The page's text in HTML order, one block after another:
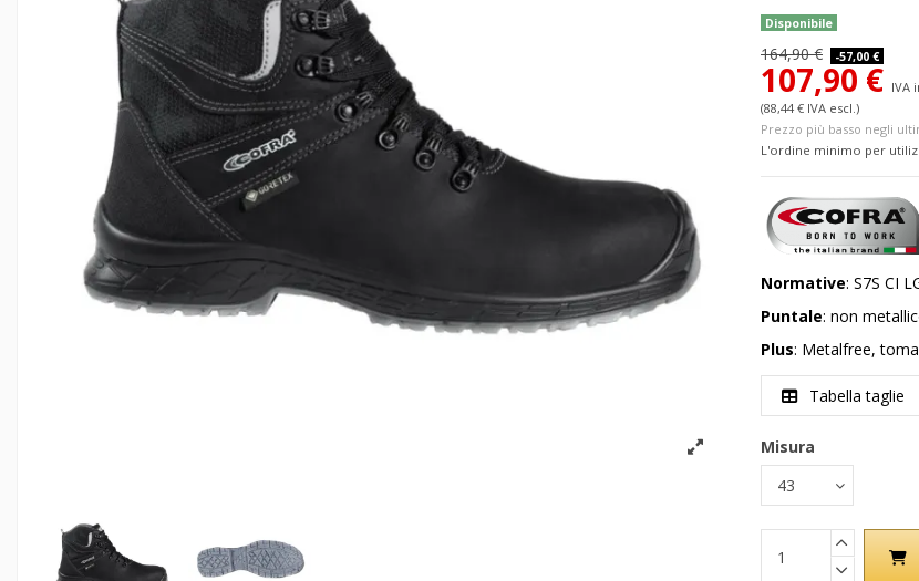
Disponibile
164,90 € -57,00 €
107,90 € IVA
(88,44 € IVA escl.)
Prezzo più basso negli
L'ordine minimo per
Normative: S7S CI
Puntale: non
Plus: Metalfree,
Tabella taglie
Misura